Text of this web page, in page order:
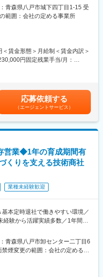
ンバーとして、火力発電所を中
配達をしながら追加発注を確認
ていただきます。
工具類等です。
年に数回１．５ｔ日産トラック
ことが出来る環境です◎
行訪問を行い、商品知識を身に
を行っていただきます。
新潟の拠点長を目指すことも可
て」という企業テーマのもと、
荷の少ない製品を提供し、環境
引き継ぎ、社員が家族のような
境を整えてきました。先代が築
に即した変革を進め、新しい風
のスローガンには、社員一人ひ
青森県八戸市城下四丁目1-15 受
範囲：会社の定める事業所
賃金形態＞月給制＜賃金内訳＞
円固定残業手当/月：
の金額であり、選考を通じて上
額)は固定手当を含めた表記で
応募依頼する
（エージェントサービス）
営業◆1年の育成期間有
りを支える技術商社
業種未経験歓迎
本定時退社で働きやすい環境／
験から活躍実績多数／1年間の
だきます。産業用の機械や家電
いる企業様が多く、1人当たり
青森県八戸市卸センター二丁目6
煙変更の範囲：会社の定める事